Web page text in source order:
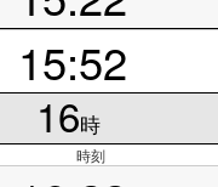
15:52
16時
時刻